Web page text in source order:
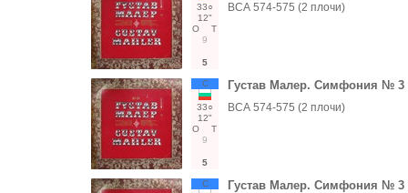
33○
12"
О
Т
9
5
ВСА 574-575 (2 плочи)
С
33○
12"
О
Т
9
5
Густав Малер. Симфония № 3
ВСА 574-575 (2 плочи)
С Густав Малер. Симфония № 3